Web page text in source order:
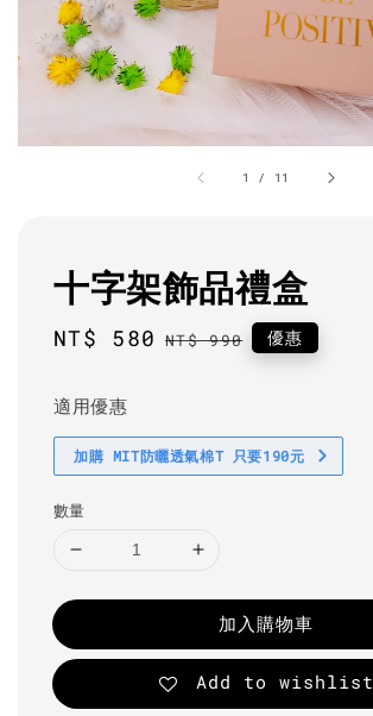
1 / 11
十字架飾品禮盒
Sale
NT$ 580 Regular
NT$ 990 優惠
適用優惠
加購 MIT防曬透氣棉T 只要190元
數量
加入購物車
Add to wishlist